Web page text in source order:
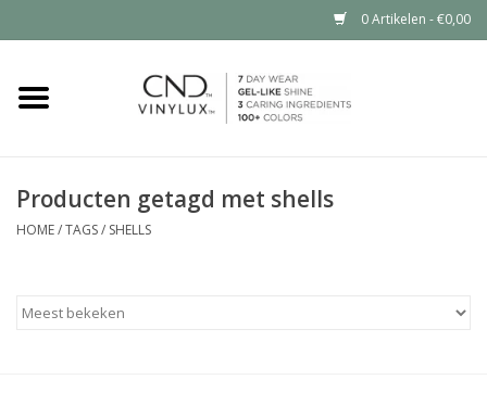
0 Artikelen - €0,00
Home
Nailart voor jou
Producten getagd met shells
HOME/TAGS/ SHELLS